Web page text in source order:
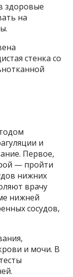
здоровые
на
стенка со
и
Первое,
— пройти
нижних
врачу
нижней
сосудов,
и мочи. В